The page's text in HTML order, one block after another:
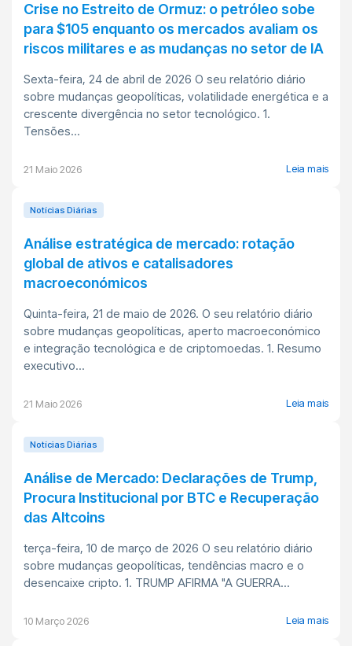
Crise no Estreito de Ormuz: o petróleo sobe
para $105 enquanto os mercados avaliam os
riscos militares e as mudanças no setor de IA
Sexta-feira, 24 de abril de 2026 O seu relatório diário
sobre mudanças geopolíticas, volatilidade energética e a
crescente divergência no setor tecnológico. 1.
Tensões...
21 Maio 2026 Leia mais
Notícias Diárias
Análise estratégica de mercado: rotação
global de ativos e catalisadores
macroeconómicos
Quinta-feira, 21 de maio de 2026. O seu relatório diário
sobre mudanças geopolíticas, aperto macroeconómico
e integração tecnológica e de criptomoedas. 1. Resumo
executivo...
21 Maio 2026 Leia mais
Notícias Diárias
Análise de Mercado: Declarações de Trump,
Procura Institucional por BTC e Recuperação
das Altcoins
terça-feira, 10 de março de 2026 O seu relatório diário
sobre mudanças geopolíticas, tendências macro e o
desencaixe cripto. 1. TRUMP AFIRMA "A GUERRA...
10 Março 2026 Leia mais